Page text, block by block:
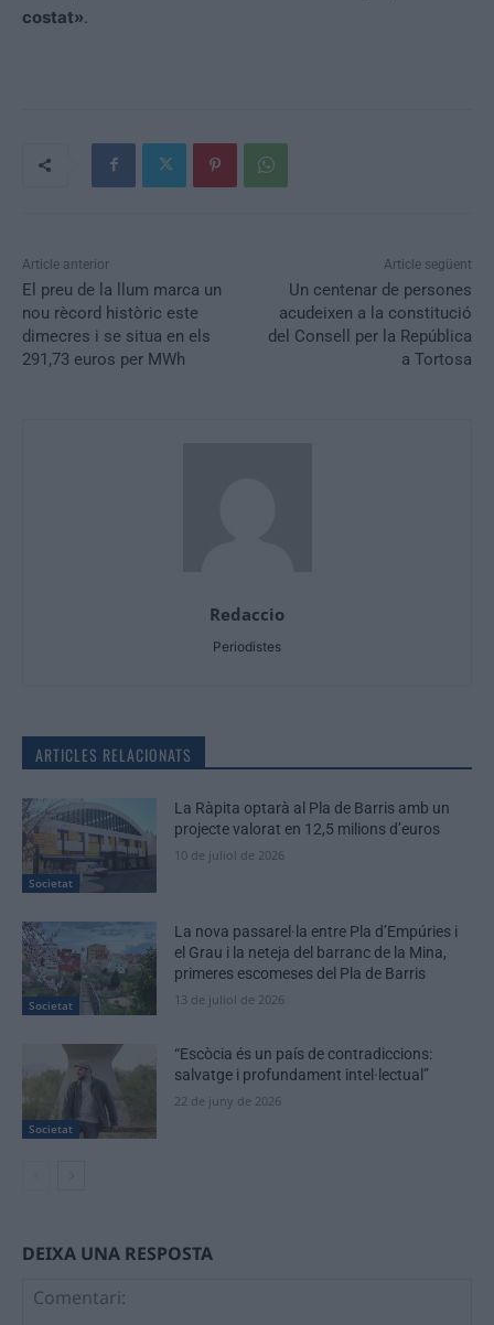
costat».
Article anterior
El preu de la llum marca un
nou rècord històric este
dimecres i se situa en els
291,73 euros per MWh
Article següent
Un centenar de persones
acudeixen a la constitució
del Consell per la República
a Tortosa
Redaccio
Periodistes
ARTICLES RELACIONATS
Societat
La Ràpita optarà al Pla de Barris amb un
projecte valorat en 12,5 milions d’euros
10 de juliol de 2026
Societat
La nova passarel·la entre Pla d’Empúries i
el Grau i la neteja del barranc de la Mina,
primeres escomeses del Pla de Barris
13 de juliol de 2026
Societat
“Escòcia és un país de contradiccions:
salvatge i profundament intel·lectual”
22 de juny de 2026
DEIXA UNA RESPOSTA